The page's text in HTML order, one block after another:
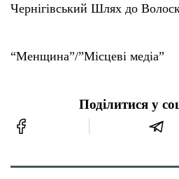
Чернігівський Шлях до
“Менщина”/”Місцеві медіа”
Поділитися у